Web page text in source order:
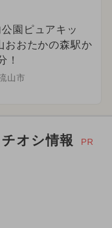
園ピュアキッ
おおたかの森駅か
！
山市
オシ情報 PR